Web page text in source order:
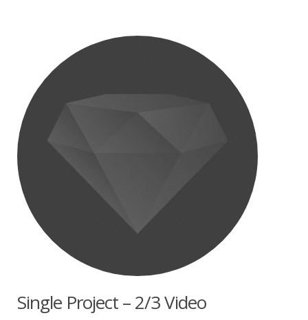
Single Project – 2/3 Video